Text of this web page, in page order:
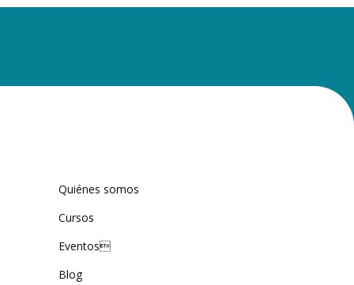
Quiénes somos
Cursos
Eventos
Blog